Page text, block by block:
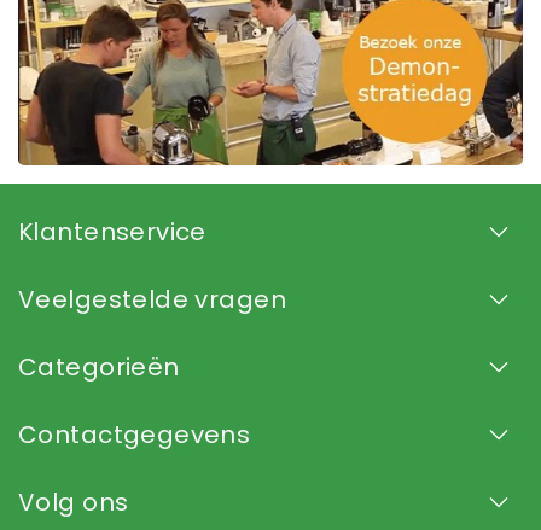
Klantenservice
Veelgestelde vragen
Categorieën
Contactgegevens
Volg ons